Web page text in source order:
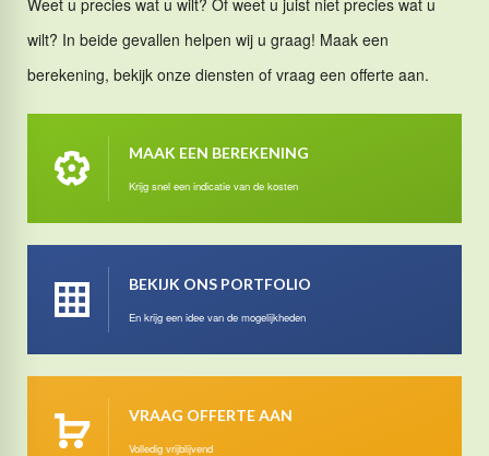
Weet u precies wat u wilt? Of weet u juist niet precies wat u
wilt? In beide gevallen helpen wij u graag! Maak een
berekening, bekijk onze diensten of vraag een offerte aan.
MAAK EEN BEREKENING
Krijg snel een indicatie van de kosten
BEKIJK ONS PORTFOLIO
En krijg een idee van de mogelijkheden
VRAAG OFFERTE AAN
Volledig vrijblijvend